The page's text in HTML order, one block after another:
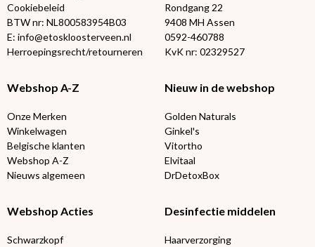
Cookiebeleid
BTW nr: NL800583954B03
E: info@etoskloosterveen.nl
Herroepingsrecht/retourneren
Rondgang 22
9408 MH Assen
0592-460788
KvK nr: 02329527
Webshop A-Z
Onze Merken
Winkelwagen
Belgische klanten
Webshop A-Z
Nieuws algemeen
Nieuw in de webshop
Golden Naturals
Ginkel's
Vitortho
Elvitaal
DrDetoxBox
Webshop Acties
Schwarzkopf
Desinfectie middelen
Haarverzorging